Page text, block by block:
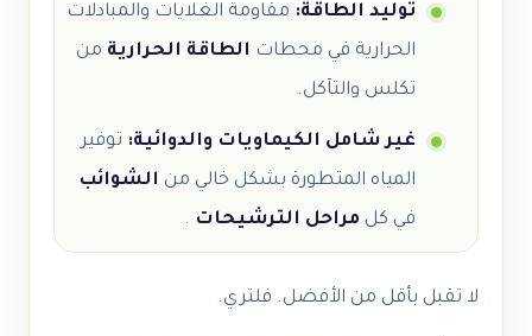
توليد الطاقة: مقاومة الغلايات والمبادلات
الحرارية في محطات الطاقة الحرارية من
تكلس والتآكل.
غير شامل الكيماويات والدوائية: توفير
المياه المتطورة بشكل خالي من الشوائب
في كل مراحل الترشيحات .
لا تقبل بأقل من الأفضل. فلتري.